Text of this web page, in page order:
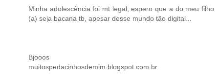
Minha adolescência foi mt legal, espero que a do meu filho
(a) seja bacana tb, apesar desse mundo tão digital...
Bjooos
muitospedacinhosdemim.blogspot.com.br